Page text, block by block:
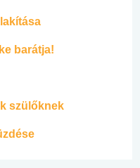
barátja!
szülőknek